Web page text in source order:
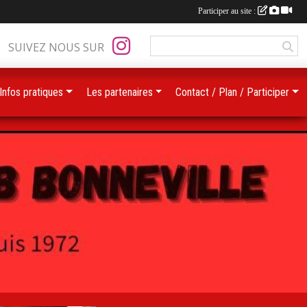
SUIVEZ NOUS SUR
pratiques Les partenaires Contact / Plan / Participer
Participer au site :